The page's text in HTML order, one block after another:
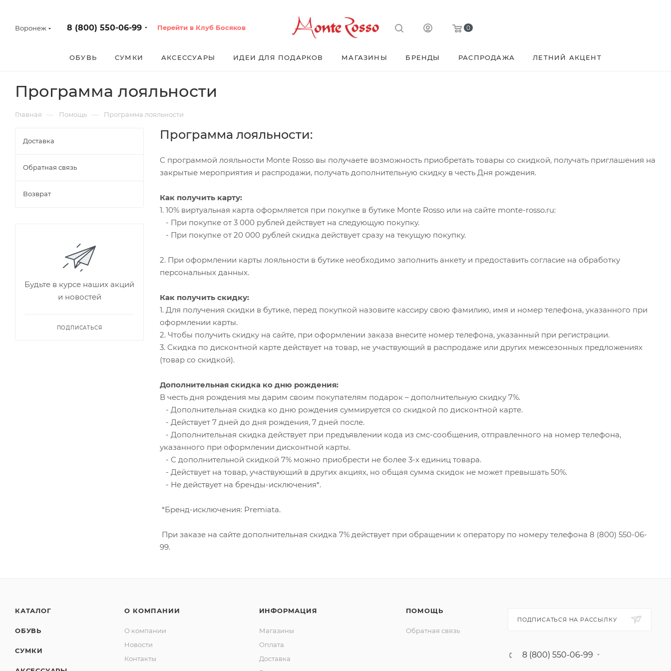
Воронеж 8 (800) 550-06-99 Перейти в Клуб Босяков 0
ОБУВЬ СУМКИ АКСЕССУАРЫ ИДЕИ ДЛЯ ПОДАРКОВ МАГАЗИНЫ БРЕНДЫ РАСПРОДАЖА ЛЕТНИЙ АКЦЕНТ
Программа лояльности
Главная — Помощь — Программа лояльности
Программа лояльности:
С программой лояльности Monte Rosso вы получаете возможность приобретать товары со скидкой, получать приглашения на
закрытые мероприятия и распродажи, получать дополнительную скидку в честь Дня рождения.
Как получить карту:
1. 10% виртуальная карта оформляется при покупке в бутике Monte Rosso или на сайте monte-rosso.ru:
- При покупке от 3 000 рублей действует на следующую покупку.
- При покупке от 20 000 рублей скидка действует сразу на текущую покупку.
2. При оформлении карты лояльности в бутике необходимо заполнить анкету и предоставить согласие на обработку
персональных данных.
Как получить скидку:
1. Для получения скидки в бутике, перед покупкой назовите кассиру свою фамилию, имя и номер телефона, указанного при
оформлении карты.
2. Чтобы получить скидку на сайте, при оформлении заказа внесите номер телефона, указанный при регистрации.
3. Скидка по дисконтной карте действует на товар, не участвующий в распродаже или других межсезонных предложениях
(товар со скидкой).
Дополнительная скидка ко дню рождения:
В честь дня рождения мы дарим своим покупателям подарок – дополнительную скидку 7%.
- Дополнительная скидка ко дню рождения суммируется со скидкой по дисконтной карте.
- Действует 7 дней до дня рождения, 7 дней после.
- Дополнительная скидка действует при предъявлении кода из смс-сообщения, отправленного на номер телефона,
указанного при оформлении дисконтной карты.
- С дополнительной скидкой 7% можно приобрести не более 3-х единиц товара.
- Действует на товар, участвующий в других акциях, но общая сумма скидок не может превышать 50%.
- Не действует на бренды-исключения*.
*Бренд-исключения: Premiata.
При заказе на сайте дополнительная скидка 7% действует при обращении к оператору по номеру телефона 8 (800) 550-06-
99.
Доставка
Обратная связь
Возврат
Будьте в курсе наших акций
и новостей
ПОДПИСАТЬСЯ
КАТАЛОГ
ОБУВЬ
СУМКИ
О КОМПАНИИ
О компании
Новости
Контакты
ИНФОРМАЦИЯ
Магазины
Оплата
Доставка
ПОМОЩЬ
Обратная связь
ПОДПИСАТЬСЯ НА РАССЫЛКУ
8 (800) 550-06-99